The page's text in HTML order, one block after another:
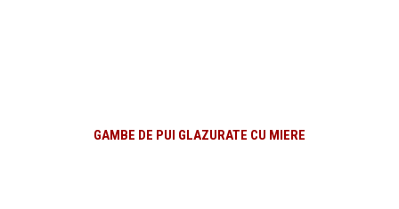
GAMBE DE PUI GLAZURATE CU MIERE